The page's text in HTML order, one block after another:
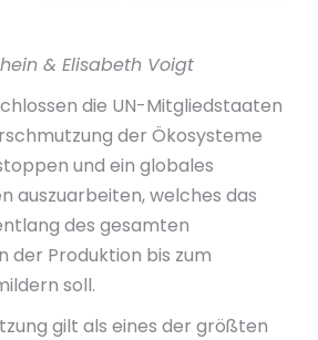
& Elisabeth Voigt
die UN-Mitgliedstaaten
der Ökosysteme
und ein globales
auszuarbeiten, welches das
des gesamten
der Produktion bis zum
soll.
gilt als eines der größten